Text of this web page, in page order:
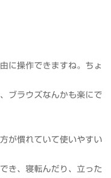
に操作できますね。ちょ
ブラウズなんかも楽にで
が慣れていて使いやすい
き、寝転んだり、立った